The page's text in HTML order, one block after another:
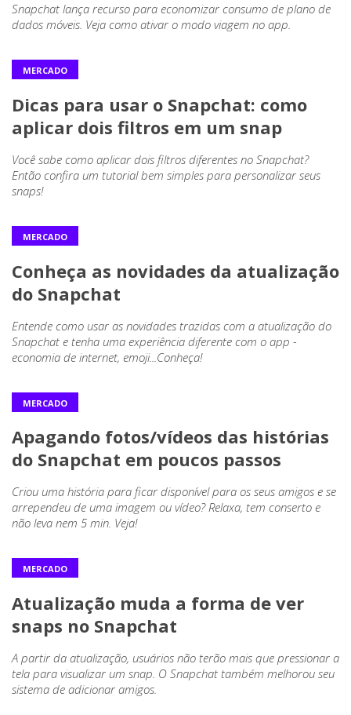
Snapchat lança recurso para economizar consumo de plano de
dados móveis. Veja como ativar o modo viagem no app.
MERCADO
Dicas para usar o Snapchat: como
aplicar dois filtros em um snap
Você sabe como aplicar dois filtros diferentes no Snapchat?
Então confira um tutorial bem simples para personalizar seus
snaps!
MERCADO
Conheça as novidades da atualização
do Snapchat
Entende como usar as novidades trazidas com a atualização do
Snapchat e tenha uma experiência diferente com o app -
economia de internet, emoji...Conheça!
MERCADO
Apagando fotos/vídeos das histórias
do Snapchat em poucos passos
Criou uma história para ficar disponível para os seus amigos e se
arrependeu de uma imagem ou vídeo? Relaxa, tem conserto e
não leva nem 5 min. Veja!
MERCADO
Atualização muda a forma de ver
snaps no Snapchat
A partir da atualização, usuários não terão mais que pressionar a
tela para visualizar um snap. O Snapchat também melhorou seu
sistema de adicionar amigos.